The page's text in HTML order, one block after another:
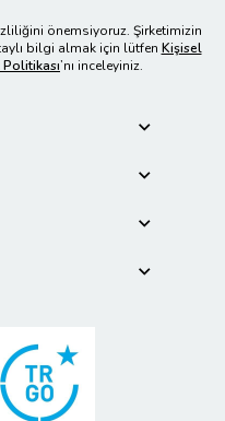
önemsiyoruz. Şirketimizin
bilgi almak için lütfen Kişisel
’nı inceleyiniz.